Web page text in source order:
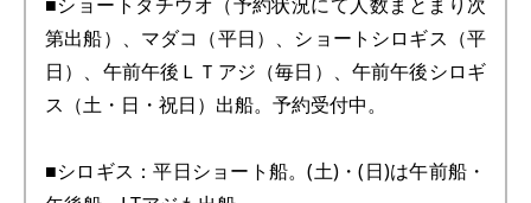
第出船）、マダコ（平日）、ショートシロギス（平
日）、午前午後ＬＴアジ（毎日）、午前午後シロギ
ス（土・日・祝日）出船。予約受付中。
■シロギス：平日ショート船。(土)・(日)は午前船・